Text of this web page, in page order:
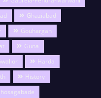
Ghaziabad
Gouhargan
Guna
Harda
History
hosagabade